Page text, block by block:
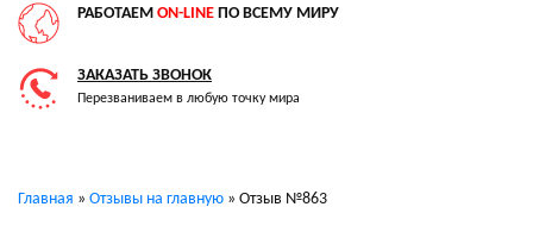
РАБОТАЕМ ON-LINE ПО ВСЕМУ МИРУ
ЗАКАЗАТЬ ЗВОНОК
Перезваниваем в любую точку мира
Главная » Отзывы на главную » Отзыв №863